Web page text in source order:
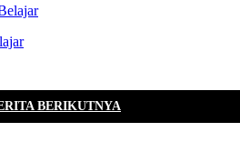
BERIKUTNYA